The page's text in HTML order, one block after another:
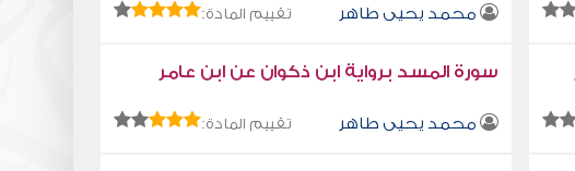
محمد يحيى طاهر تقييم المادة:
سورة المسد برواية ابن ذكوان عن ابن عامر
محمد يحيى طاهر تقييم المادة: